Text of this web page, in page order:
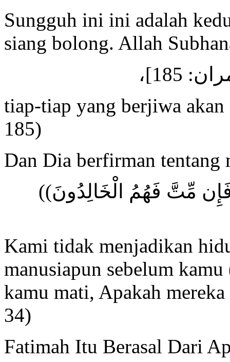
Sungguh ini ini adalah
siang bolong. Allah
tiap-tiap yang berjiwa
185)
Dan Dia berfirman tentang
مِّتَّ فَهُمُ الْخَالِدُونَ))
Kami tidak menjadikan
manusiapun sebelum
kamu mati, Apakah
34)
Fatimah Itu Berasal Dari